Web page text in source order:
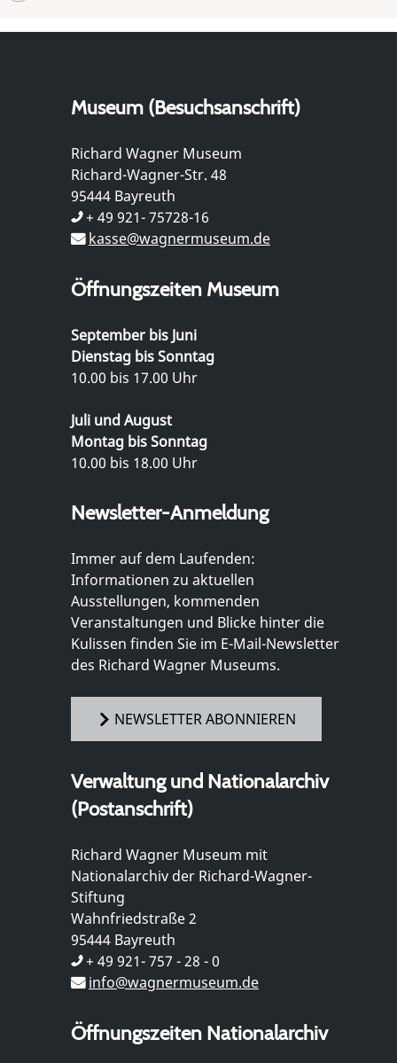
Museum (Besuchsanschrift)
Richard Wagner Museum
Richard-Wagner-Str. 48
95444 Bayreuth
+ 49 921- 75728-16
kasse@wagnermuseum.de
Öffnungszeiten Museum
September bis Juni
Dienstag bis Sonntag
10.00 bis 17.00 Uhr
Juli und August
Montag bis Sonntag
10.00 bis 18.00 Uhr
Newsletter-Anmeldung
Immer auf dem Laufenden:
Informationen zu aktuellen
Ausstellungen, kommenden
Veranstaltungen und Blicke hinter die
Kulissen finden Sie im E-Mail-Newsletter
des Richard Wagner Museums.
NEWSLETTER ABONNIEREN
Verwaltung und Nationalarchiv
(Postanschrift)
Richard Wagner Museum mit
Nationalarchiv der Richard-Wagner-
Stiftung
Wahnfriedstraße 2
95444 Bayreuth
+ 49 921- 757 - 28 - 0
info@wagnermuseum.de
Öffnungszeiten Nationalarchiv